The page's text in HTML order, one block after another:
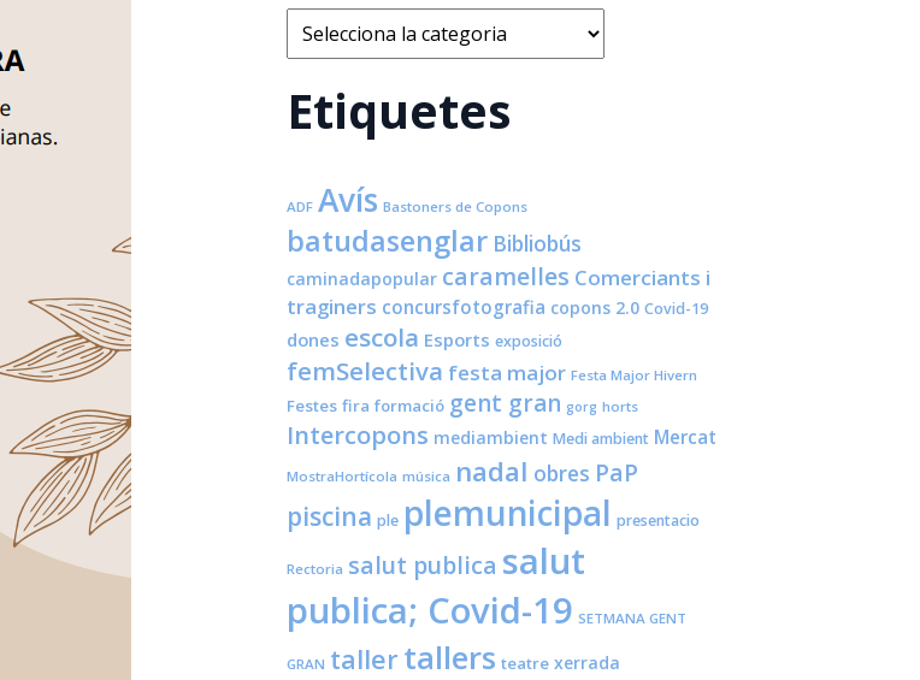
Categories
Etiquetes
ADF Avís Bastoners de Copons
batudasenglar Bibliobús
caminadapopular caramelles Comerciants i
traginers concursfotografia copons 2.0 Covid-19
dones escola Esports exposició
femSelectiva festa major Festa Major Hivern
Festes fira formació gent gran gorg horts
Intercopons mediambient Medi ambient Mercat
MostraHortícola música nadal obres PaP
piscina ple plemunicipal presentacio
Rectoria salut publica salut
publica; Covid-19 SETMANA GENT
GRAN taller tallers teatre xerrada